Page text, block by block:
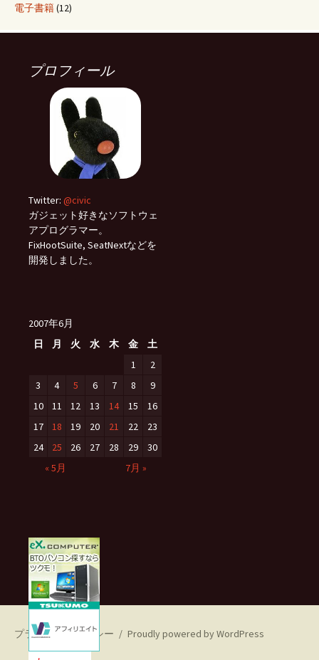
電子書籍(12)
プロフィール
Twitter: @civic
ガジェット好きなソフトウェ
アプログラマー。
FixHootSuite, SeatNextなどを
開発しました。
2007年6月
日
月 火 水 木 金
土
1
2
3
4 5 6 7 8
9
10
11 12 13 14 15
16
17
18 19 20 21 22
23
24
25 26 27 28 29
30
« 5月
7月 »
プライバシーポリシー Proudly powered by WordPress